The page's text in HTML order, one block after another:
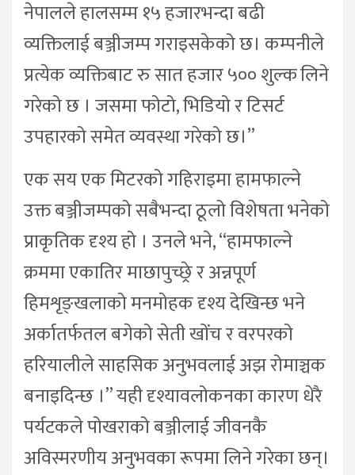
नेपालले हालसम्म १५ हजारभन्दा बढी
व्यक्तिलाई बञ्जीजम्प गराइसकेको छ। कम्पनीले
प्रत्येक व्यक्तिबाट रु सात हजार ५०० शुल्क लिने
गरेको छ । जसमा फोटो, भिडियो र टिसर्ट
उपहारको समेत व्यवस्था गरेको छ।”
एक सय एक मिटरको गहिराइमा हामफाल्ने
उक्त बञ्जीजम्पको सबैभन्दा ठूलो विशेषता भनेको
प्राकृतिक दृश्य हो । उनले भने, “हामफाल्ने
क्रममा एकातिर माछापुच्छ्रे र अन्नपूर्ण
हिमशृङ्खलाको मनमोहक दृश्य देखिन्छ भने
अर्कातर्फतल बगेको सेती खोंच र वरपरको
हरियालीले साहसिक अनुभवलाई अझ रोमाञ्चक
बनाइदिन्छ ।” यही दृश्यावलोकनका कारण धेरै
पर्यटकले पोखराको बञ्जीलाई जीवनकै
अविस्मरणीय अनुभवका रूपमा लिने गरेका छन्।